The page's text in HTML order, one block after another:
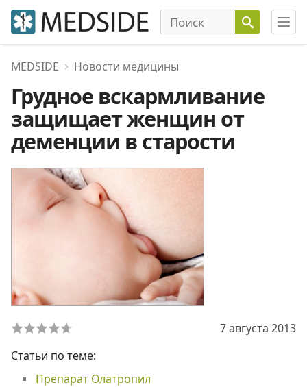
MEDSIDE Новости медицины
Грудное вскармливание
защищает женщин от
деменции в старости
7 августа 2013
Статьи по теме:
Препарат Олатропил